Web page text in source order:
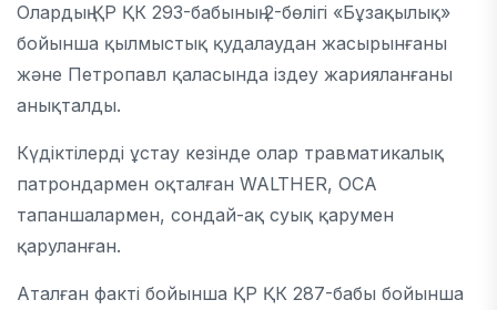
Олардың ҚР ҚК 293-бабының 2-бөлігі «Бұзақылық»
бойынша қылмыстық қудалаудан жасырынғаны
және Петропавл қаласында іздеу жарияланғаны
анықталды.
Күдіктілерді ұстау кезінде олар травматикалық
патрондармен оқталған WALTHER, ОСА
тапаншалармен, сондай-ақ суық қарумен
қаруланған.
Аталған факті бойынша ҚР ҚК 287-бабы бойынша